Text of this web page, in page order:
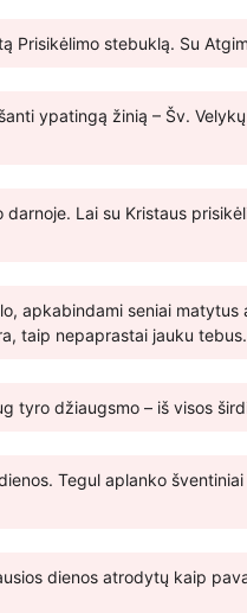
Prisikėlimo stebuklą. Su
ypatingą žinią – Šv.
Lai su Kristaus
apkabindami seniai
taip nepaprastai jauku
tyro džiaugsmo – iš visos
Tegul aplanko
dienos atrodytų kaip